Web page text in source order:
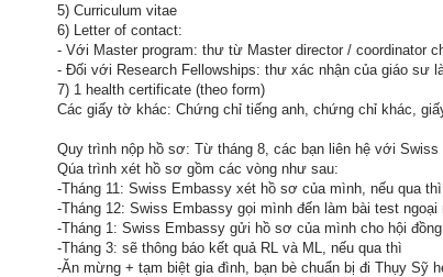
5) Curriculum vitae
6) Letter of contact:
- Với Master program: thư từ Master director / coordinator
- Đối với Research Fellowships: thư xác nhận của giáo sư
7) 1 health certificate (theo form)
Các giấy tờ khác: Chứng chỉ tiếng anh, chứng chỉ khác,
Quy trình nộp hồ sơ: Từ tháng 8, các bạn liên hệ với
Qúa trình xét hồ sơ gồm các vòng như sau:
-Tháng 11: Swiss Embassy xét hồ sơ của mình, nếu qua
-Tháng 12: Swiss Embassy gọi mình đến làm bài test
-Tháng 1: Swiss Embassy gửi hồ sơ của mình cho hội
-Tháng 3: sẽ thông báo kết quả RL và ML, nếu qua thì
-Ăn mừng + tạm biệt gia đình, bạn bè chuẩn bị đi Thụy Sỹ